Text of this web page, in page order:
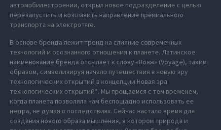
автомобилестроении, открыл новое подразделение с целью
перезапустить и возглавить направление премиального
транспорта на электротяге.
В основе бренда лежит тренд на слияние современных
технологий и осознанного отношения к планете. Латинское
наименование бренда отсылает к слову «Вояж» (Voyage), таким
образом, символизируя начало путешествия в новую эру
технологических открытий в концепции Новая эра
технологических открытий*. Мы прощаемся с тем временем,
когда планета позволяла нам беспощадно использовать ее
недра, не думая о последствиях. Сейчас настало время для
создания нового образа мышления, в котором природа и